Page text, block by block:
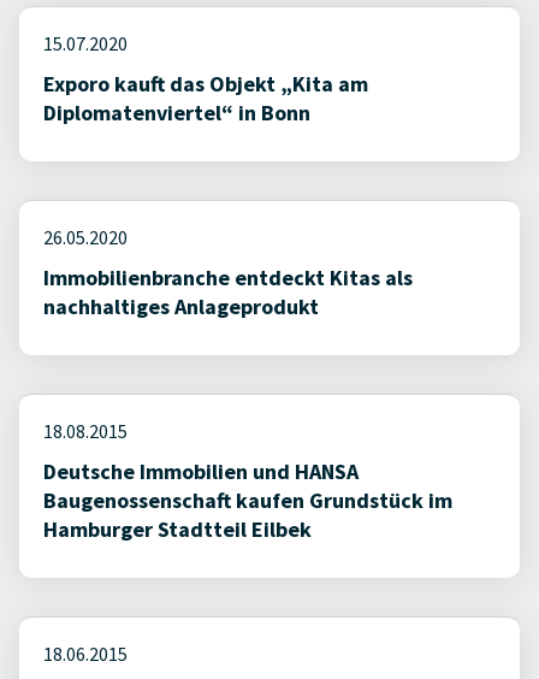
15.07.2020
Exporo kauft das Objekt „Kita am
Diplomatenviertel“ in Bonn
26.05.2020
Immobilienbranche entdeckt Kitas als
nachhaltiges Anlageprodukt
18.08.2015
Deutsche Immobilien und HANSA
Baugenossenschaft kaufen Grundstück im
Hamburger Stadtteil Eilbek
18.06.2015